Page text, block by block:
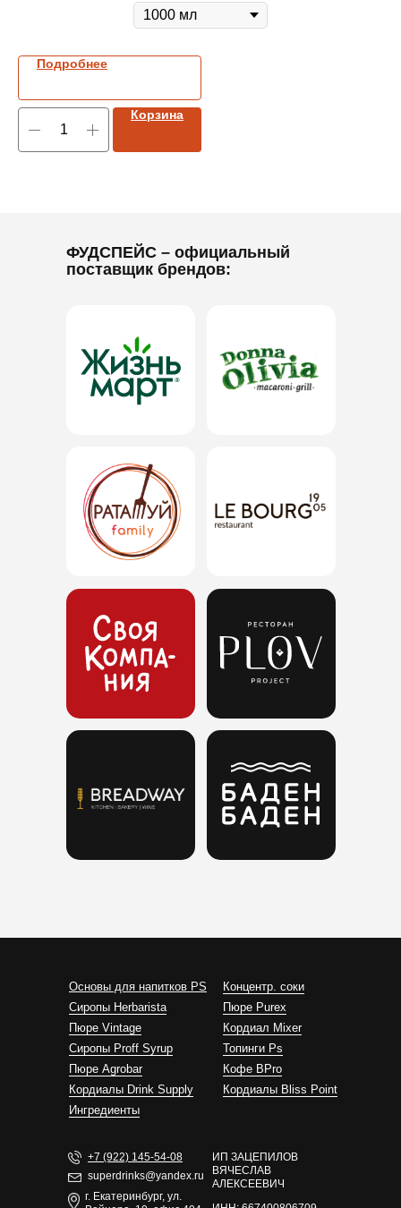
Подробнее
Корзина
ФУДСПЕЙС – официальный
поставщик брендов:
ИП ЗАЦЕПИЛОВ
ВЯЧЕСЛАВ
АЛЕКСЕЕВИЧ
Основы для напитков PS
Сиропы Herbarista
Пюре Vintage
Cиропы Proff Syrup
Пюре Agrobar
Кордиалы Drink Supply
Ингредиенты
superdrinks@yandex.ru
+7 (922) 145-54-08
г. Екатеринбург, ул.
Концентр. соки
Пюре Purex
Кордиал Mixer
Топинги Ps
Кофе BPro
Кордиалы Bliss Point